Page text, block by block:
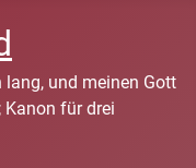
lang, und meinen Gott
Kanon für drei